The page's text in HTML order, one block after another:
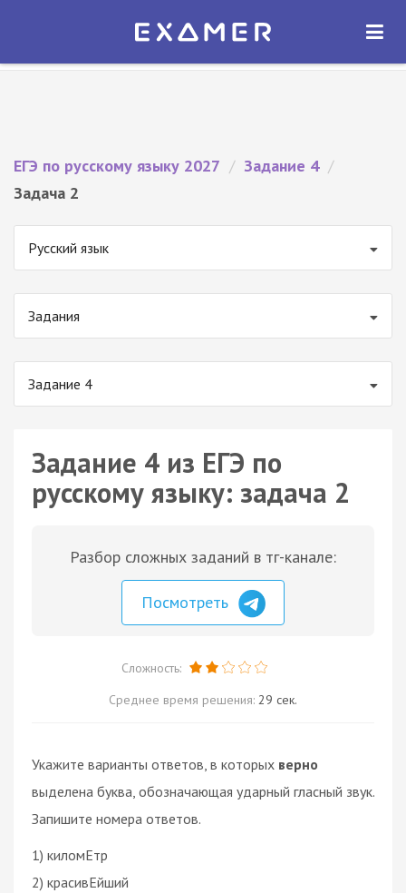
Экзамер — ЕГЭ 2027
ОТКРЫТЬ
ЕГЭ по русскому языку 2027 / Задание 4 /
Задача 2
Русский язык
Задания
Задание 4
Задание 4 из ЕГЭ по
русскому языку: задача 2
Разбор сложных заданий в тг-канале:
Посмотреть
Сложность:
Среднее время решения: 29 сек.
Укажите варианты ответов, в которых верно
выделена буква, обозначающая ударный гласный звук.
Запишите номера ответов.
1) киломЕтр
2) красивЕйший